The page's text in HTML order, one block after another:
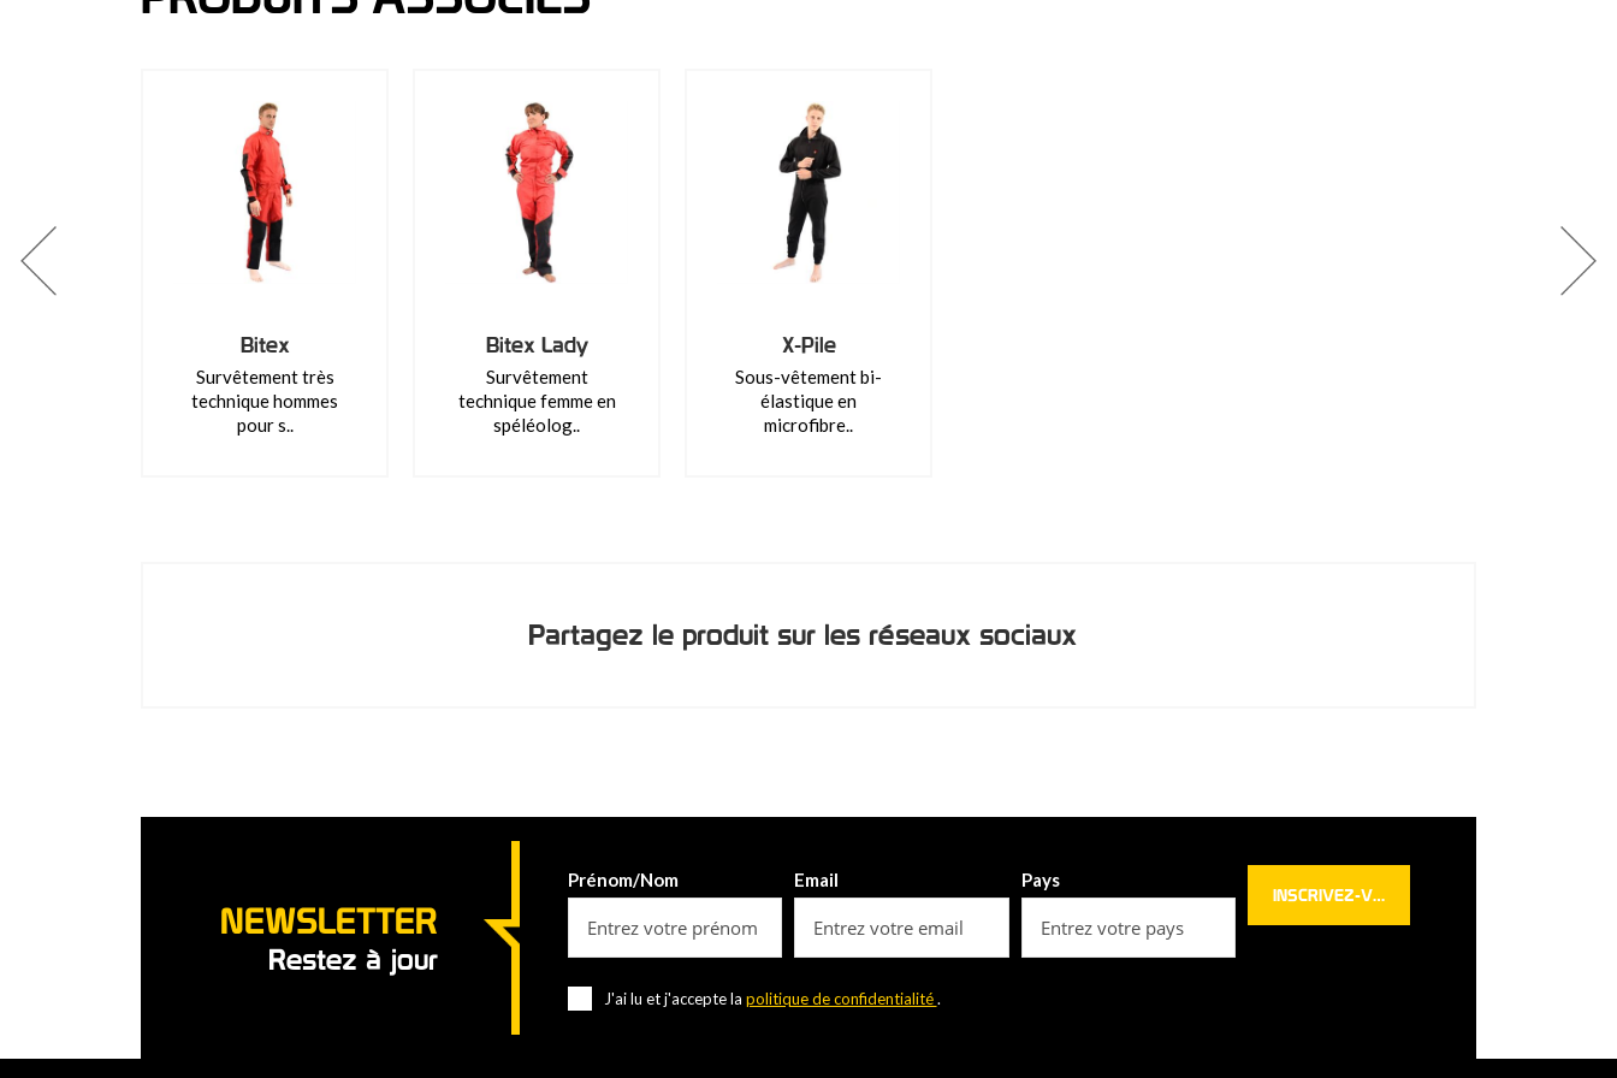
Bitex
Survêtement très
technique hommes
pour s..
Bitex Lady
Survêtement
technique femme en
spéléolog..
X-Pile
Sous-vêtement bi-
élastique en
microfibre..
Partagez le produit sur les réseaux sociaux
NEWSLETTER
Restez à jour
Prénom/Nom Email Pays
J'ai lu et j'accepte la politique de confidentialité.